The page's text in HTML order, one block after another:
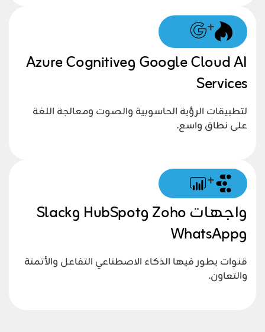
+
Google Cloud AI وAzure Cognitive
Services
لتطبيقات الرؤية الحاسوبية والصوت ومعالجة اللغة
على نطاق واسع.
+
واجهات Zoho وHubSpot وSlack
وWhatsApp
قنوات يطور فيها الذكاء الاصطناعي التفاعل والأتمتة
والتعاون.